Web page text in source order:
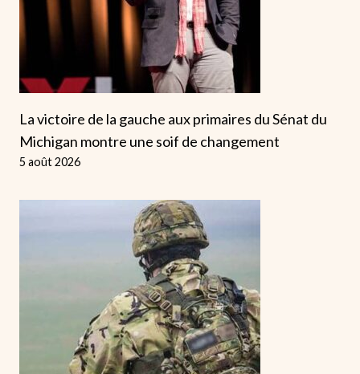
La victoire de la gauche aux primaires du Sénat du
Michigan montre une soif de changement
5 août 2026